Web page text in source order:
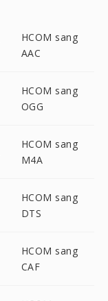
HCOM sang
AAC
HCOM sang
OGG
HCOM sang
M4A
HCOM sang
DTS
HCOM sang
CAF